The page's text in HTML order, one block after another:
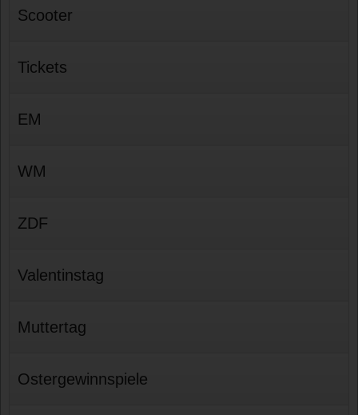
Scooter
Tickets
EM
WM
ZDF
Valentinstag
Muttertag
Ostergewinnspiele